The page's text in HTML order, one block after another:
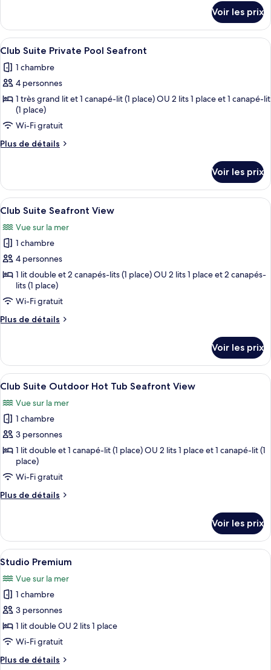
Sea
2Bedroom
Villa
Private
Pool
Harbor
View/Sea
View
le
type
de
Olives
&
2Bedroom
Villa
Private
Harbor
Voir les prix
Afficher
toutes
les
photos
pour
type
de
Suite
Private
Pool
Seafront
Une chambre moderne avec un
8
Club Suite Private Pool Seafront
1 chambre
4 personnes
1 très grand lit et 1 canapé-lit (1 place) OU 2 lits 1 place et 1 canapé-lit
(1 place)
Wi-Fi gratuit
Plus de détails
Plus
le
type
de
Club
Suite
Pool
Seafront
Voir les prix
Afficher
toutes
les
photos
pour
ce
type
de
chambre :
Seafront
View
Une chambre avec un balcon, un
2
Club Suite Seafront View
Vue sur la mer
1 chambre
4 personnes
1 lit double et 2 canapés-lits (1 place) OU 2 lits 1 place et 2 canapés-
lits (1 place)
Wi-Fi gratuit
Plus de détails
Plus
le
type
de
Club
Suite
View
Voir les prix
Afficher
toutes
les
photos
pour
ce
type
de
chambre :
Outdoor
Hot
Tub
Seafront
View
Club Suite Outdoor Hot Tub
3
Club Suite Outdoor Hot Tub Seafront View
Vue sur la mer
1 chambre
3 personnes
1 lit double et 1 canapé-lit (1 place) OU 2 lits 1 place et 1 canapé-lit (1
place)
Wi-Fi gratuit
Plus de détails
Plus
le
type
de
Club
Suite
Hot
Tub
Seafront
View
Voir les prix
Afficher
toutes
les
photos
pour
ce
type
chambre :
Une chambre spacieuse avec un
4
Studio Premium
Vue sur la mer
1 chambre
3 personnes
1 lit double OU 2 lits 1 place
Wi-Fi gratuit
Plus de détails
Plus